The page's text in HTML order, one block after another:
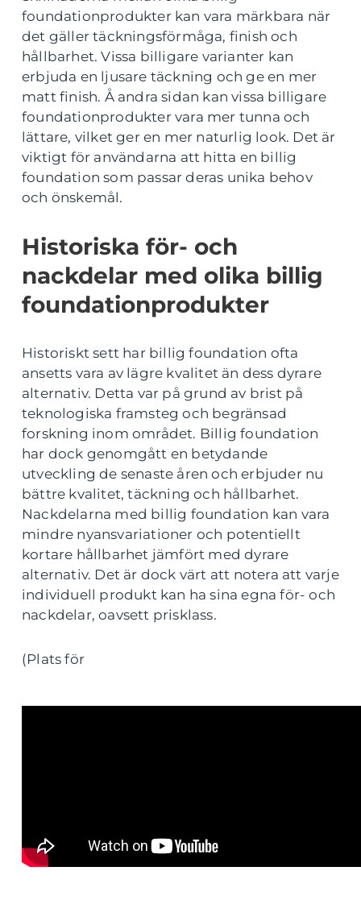
foundationprodukter kan vara märkbara när
det gäller täckningsförmåga, finish och
hållbarhet. Vissa billigare varianter kan
erbjuda en ljusare täckning och ge en mer
matt finish. Å andra sidan kan vissa billigare
foundationprodukter vara mer tunna och
lättare, vilket ger en mer naturlig look. Det är
viktigt för användarna att hitta en billig
foundation som passar deras unika behov
och önskemål.
Historiska för- och
nackdelar med olika billig
foundationprodukter
Historiskt sett har billig foundation ofta
ansetts vara av lägre kvalitet än dess dyrare
alternativ. Detta var på grund av brist på
teknologiska framsteg och begränsad
forskning inom området. Billig foundation
har dock genomgått en betydande
utveckling de senaste åren och erbjuder nu
bättre kvalitet, täckning och hållbarhet.
Nackdelarna med billig foundation kan vara
mindre nyansvariationer och potentiellt
kortare hållbarhet jämfört med dyrare
alternativ. Det är dock värt att notera att varje
individuell produkt kan ha sina egna för- och
nackdelar, oavsett prisklass.
(Plats för